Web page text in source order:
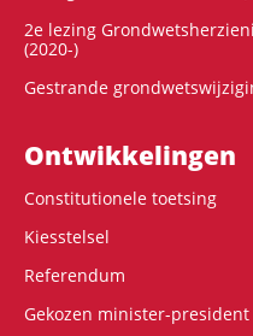
2e lezing
(2020-)
Gestrande
Ontwikke­lingen
Constitutionele toetsing
Kiesstelsel
Referendum
Gekozen minister-